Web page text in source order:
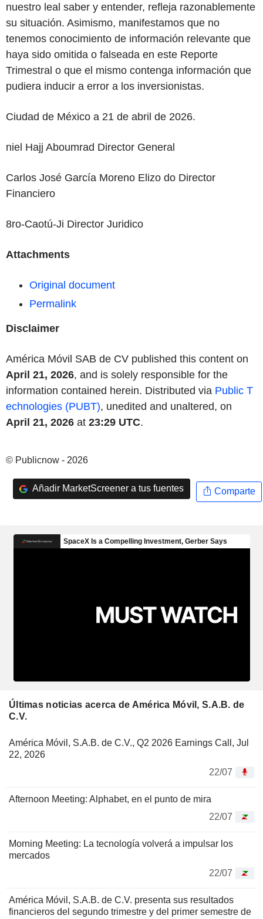
nuestro leal saber y entender, refleja razonablemente
su situación. Asimismo, manifestamos que no
tenemos conocimiento de información relevante que
haya sido omitida o falseada en este Reporte
Trimestral o que el mismo contenga información que
pudiera inducir a error a los inversionistas.
Ciudad de México a 21 de abril de 2026.
niel Hajj Aboumrad Director General
Carlos José García Moreno Elizo do Director
Financiero
8ro-Caotú-Ji Director Juridico
Attachments
Original document
Permalink
Disclaimer
América Móvil SAB de CV published this content on
April 21, 2026, and is solely responsible for the
information contained herein. Distributed via Public T
echnologies (PUBT), unedited and unaltered, on
April 21, 2026 at 23:29 UTC.
© Publicnow - 2026
Añadir MarketScreener a tus fuentes Comparte
Últimas noticias acerca de América Móvil, S.A.B. de
C.V.
América Móvil, S.A.B. de C.V., Q2 2026 Earnings Call, Jul
22, 2026
22/07
Afternoon Meeting: Alphabet, en el punto de mira
22/07
Morning Meeting: La tecnología volverá a impulsar los
mercados
22/07
América Móvil, S.A.B. de C.V. presenta sus resultados
financieros del segundo trimestre y del primer semestre de